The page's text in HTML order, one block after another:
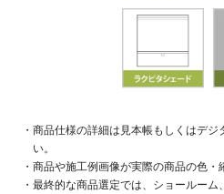
商品仕様の詳細は見本帳もしくはデジ
い。
商品や施工例画像が実際の商品の色・
最終的な商品選定では、ショールー